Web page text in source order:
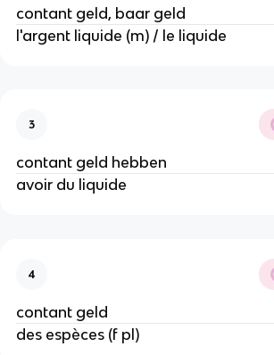
contant geld, baar geld
l'argent liquide (m) / le liquide
3
contant geld hebben
avoir du liquide
4
contant geld
des espèces (f pl)